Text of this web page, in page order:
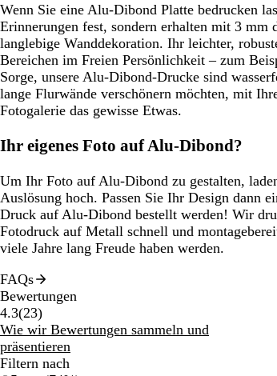
Wenn Sie eine Alu-Dibond Platte bedrucken
Erinnerungen fest, sondern erhalten mit 3 mm
langlebige Wanddekoration. Ihr leichter,
Bereichen im Freien Persönlichkeit – zum
Sorge, unsere Alu-Dibond-Drucke sind
lange Flurwände verschönern möchten, mit
Fotogalerie das gewisse Etwas.
Ihr eigenes Foto auf Alu-Dibond?
Um Ihr Foto auf Alu-Dibond zu gestalten,
Auslösung hoch. Passen Sie Ihr Design dann
Druck auf Alu-Dibond bestellt werden! Wir
Fotodruck auf Metall schnell und
viele Jahre lang Freude haben werden.
FAQs
Bewertungen
4.3(2323
Bewertungen
)
Wie wir Bewertungen sammeln und
präsentieren
Filtern nach